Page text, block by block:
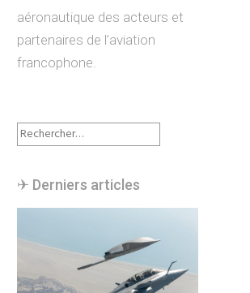
aéronautique des acteurs et
partenaires de l’aviation
francophone.
Rechercher :
✈︎ Derniers articles